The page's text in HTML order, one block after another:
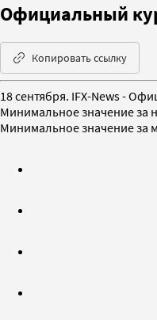
Официальный
Копировать ссылку
18 сентября. IFX-News -
Минимальное значение за
Минимальное значение за